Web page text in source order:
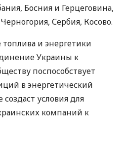
Босния и Герцеговина,
Сербия, Косово.
и энергетики
Украины к
поспособствует
в энергетический
условия для
компаний к